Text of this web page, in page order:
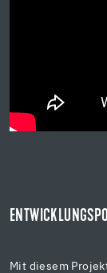
Mit diesem